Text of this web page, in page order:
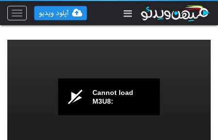
Toggle
آپلود ویدیو
Cannot load
M3U8: